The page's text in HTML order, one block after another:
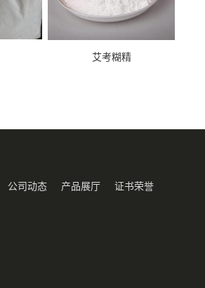
艾考糊精
公司动态 产品展厅 证书荣誉